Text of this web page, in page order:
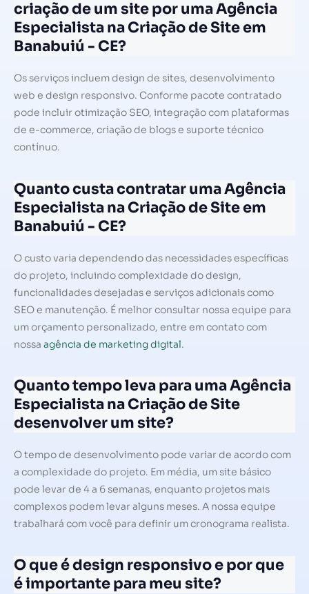
criação de um site por uma Agência
Especialista na Criação de Site em
Banabuiú - CE?
Os serviços incluem design de sites, desenvolvimento
web e design responsivo. Conforme pacote contratado
pode incluir otimização SEO, integração com plataformas
de e-commerce, criação de blogs e suporte técnico
contínuo.
Quanto custa contratar uma Agência
Especialista na Criação de Site em
Banabuiú - CE?
O custo varia dependendo das necessidades específicas
do projeto, incluindo complexidade do design,
funcionalidades desejadas e serviços adicionais como
SEO e manutenção. É melhor consultar nossa equipe para
um orçamento personalizado, entre em contato com
nossa agência de marketing digital.
Quanto tempo leva para uma Agência
Especialista na Criação de Site
desenvolver um site?
O tempo de desenvolvimento pode variar de acordo com
a complexidade do projeto. Em média, um site básico
pode levar de 4 a 6 semanas, enquanto projetos mais
complexos podem levar alguns meses. A nossa equipe
trabalhará com você para definir um cronograma realista.
O que é design responsivo e por que
é importante para meu site?